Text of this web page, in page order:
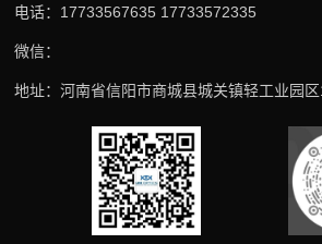
电话：17733567635 17733572335
微信：
地址：河南省信阳市商城县城关镇轻工业园